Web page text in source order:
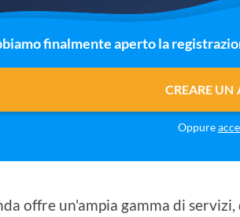
finalmente aperto la
CREARE
Oppure
offre un'ampia gamma di